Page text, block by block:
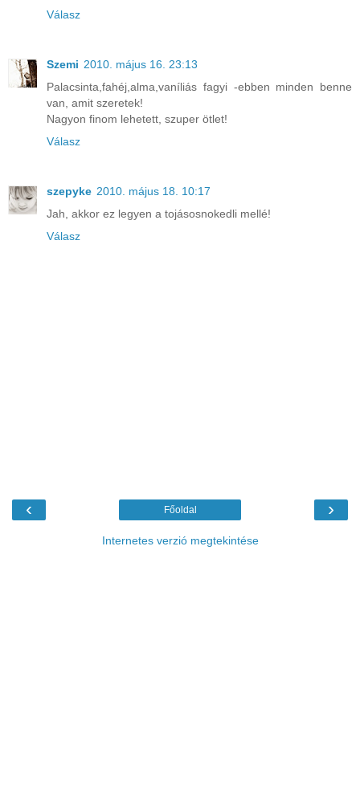
Válasz
Szemi 2010. május 16. 23:13
Palacsinta,fahéj,alma,vaníliás fagyi -ebben minden benne
van, amit szeretek!
Nagyon finom lehetett, szuper ötlet!
Válasz
szepyke 2010. május 18. 10:17
Jah, akkor ez legyen a tojásosnokedli mellé!
Válasz
‹ ›
Főoldal
Internetes verzió megtekintése